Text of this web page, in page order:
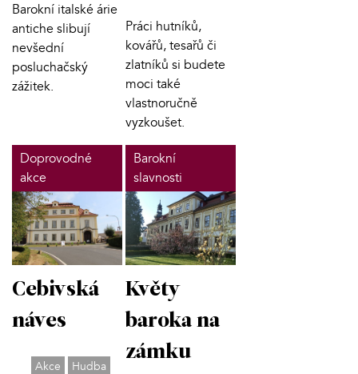
Barokní italské árie
antiche slibují
nevšední
posluchačský
zážitek.
Práci hutníků,
kovářů, tesařů či
zlatníků si budete
moci také
vlastnoručně
vyzkoušet.
Doprovodné
akce
Cebivská
náves
Akce
Hudba
Barokní
slavnosti
Květy
baroka na
zámku